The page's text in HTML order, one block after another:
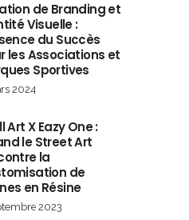
de Branding et
Visuelle :
du Succès
les Associations et
Sportives
2024
Art X Eazy One :
le Street Art
la
de
en Résine
2023